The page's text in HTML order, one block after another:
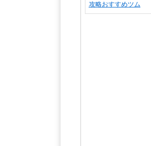
攻略おすすめツム